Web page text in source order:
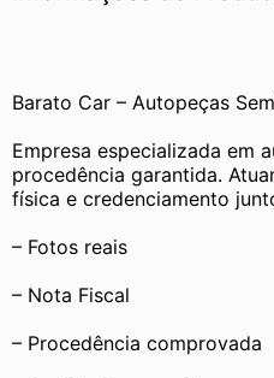
Barato Car – Autopeças
Empresa especializada em
procedência garantida.
física e credenciamento
– Fotos reais
– Nota Fiscal
– Procedência comprovada